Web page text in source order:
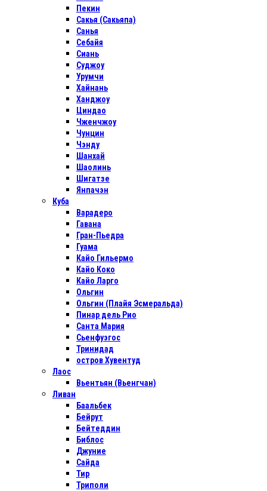
Пекин
Сакья (Сакьяпа)
Санья
Себайя
Сиань
Суджоу
Урумчи
Хайнань
Ханджоу
Циндао
Чженчжоу
Чунцин
Чэнду
Шанхай
Шаолинь
Шигатзе
Янпачэн
Куба
Варадеро
Гавана
Гран-Пьедра
Гуама
Кайо Гильермо
Кайо Коко
Кайо Ларго
Ольгин
Ольгин (Плайя Эсмеральда)
Пинар дель Рио
Санта Мария
Сьенфуэгос
Тринидад
остров Хувентуд
Лаос
Вьентьян (Вьенгчан)
Ливан
Баальбек
Бейрут
Бейтеддин
Библос
Джуние
Сайда
Тир
Триполи